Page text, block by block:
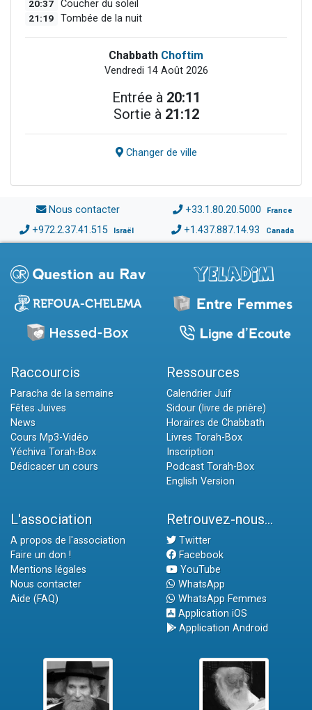
20:37 Coucher du soleil
21:19 Tombée de la nuit
Chabbath Choftim
Vendredi 14 Août 2026
Entrée à 20:11
Sortie à 21:12
Changer de ville
Nous contacter +33.1.80.20.5000 France
+972.2.37.41.515 Israël +1.437.887.14.93 Canada
Raccourcis
Paracha de la semaine
Fêtes Juives
News
Cours Mp3-Vidéo
Yéchiva Torah-Box
Dédicacer un cours
Ressources
Calendrier Juif
Sidour (livre de prière)
Horaires de Chabbath
Livres Torah-Box
Inscription
Podcast Torah-Box
English Version
L'association
A propos de l'association
Faire un don !
Mentions légales
Nous contacter
Aide (FAQ)
Retrouvez-nous...
Twitter
Facebook
YouTube
WhatsApp
WhatsApp Femmes
Application iOS
Application Android